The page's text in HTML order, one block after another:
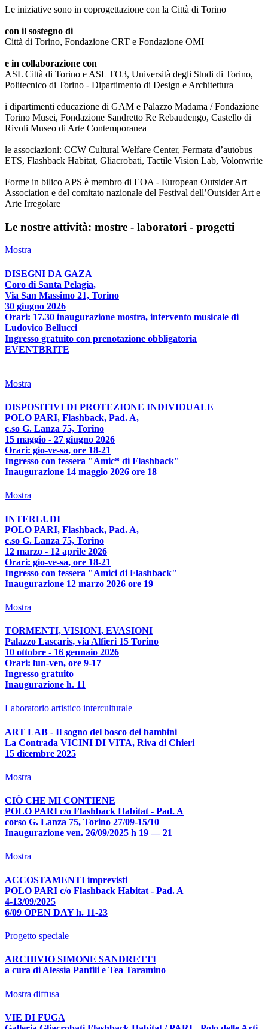
Le iniziative sono in coprogettazione con la Città di Torino
con il sostegno di
Città di Torino, Fondazione CRT e Fondazione OMI
e in collaborazione con
ASL Città di Torino e ASL TO3, Università degli Studi di Torino,
Politecnico di Torino - Dipartimento di Design e Architettura
i dipartimenti educazione di GAM e Palazzo Madama / Fondazione
Torino Musei, Fondazione Sandretto Re Rebaudengo, Castello di
Rivoli Museo di Arte Contemporanea
le associazioni: CCW Cultural Welfare Center, Fermata d’autobus
ETS, Flashback Habitat, Gliacrobati, Tactile Vision Lab, Volonwrite
Forme in bilico APS è membro di EOA - European Outsider Art
Association e del comitato nazionale del Festival dell’Outsider Art e
Arte Irregolare
Le nostre attività: mostre - laboratori - progetti
Mostra
DISEGNI DA GAZA
Coro di Santa Pelagia,
Via San Massimo 21, Torino
30 giugno 2026
Orari: 17.30 inaugurazione mostra, intervento musicale di
Ludovico Bellucci
Ingresso gratuito con prenotazione obbligatoria
EVENTBRITE
Mostra
DISPOSITIVI DI PROTEZIONE INDIVIDUALE
POLO PARI, Flashback, Pad. A,
c.so G. Lanza 75, Torino
15 maggio - 27 giugno 2026
Orari: gio-ve-sa, ore 18-21
Ingresso con tessera "Amic* di Flashback"
Inaugurazione 14 maggio 2026 ore 18
Mostra
INTERLUDI
POLO PARI, Flashback, Pad. A,
c.so G. Lanza 75, Torino
12 marzo - 12 aprile 2026
Orari: gio-ve-sa, ore 18-21
Ingresso con tessera "Amici di Flashback"
Inaugurazione 12 marzo 2026 ore 19
Mostra
TORMENTI, VISIONI, EVASIONI
Palazzo Lascaris, via Alfieri 15 Torino
10 ottobre - 16 gennaio 2026
Orari: lun-ven, ore 9-17
Ingresso gratuito
Inaugurazione h. 11
Laboratorio artistico interculturale
ART LAB - Il sogno del bosco dei bambini
La Contrada VICINI DI VITA, Riva di Chieri
15 dicembre 2025
Mostra
CIÒ CHE MI CONTIENE
POLO PARI c/o Flashback Habitat - Pad. A
corso G. Lanza 75, Torino 27/09-15/10
Inaugurazione ven. 26/09/2025 h 19 — 21
Mostra
ACCOSTAMENTI imprevisti
POLO PARI c/o Flashback Habitat - Pad. A
4-13/09/2025
6/09 OPEN DAY h. 11-23
Progetto speciale
ARCHIVIO SIMONE SANDRETTI
a cura di Alessia Panfili e Tea Taramino
Mostra diffusa
VIE DI FUGA